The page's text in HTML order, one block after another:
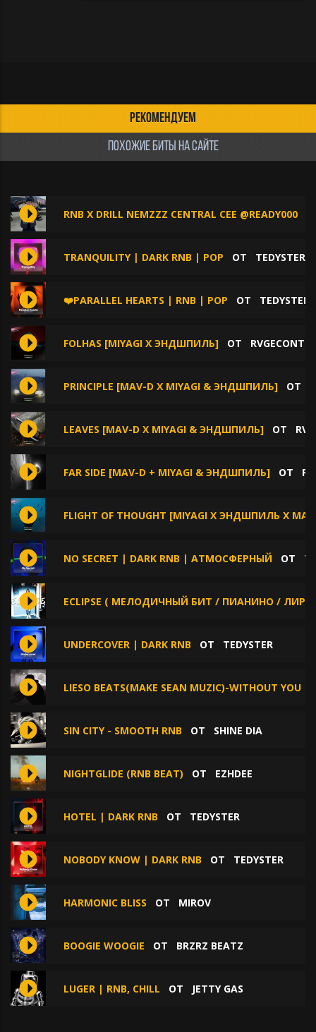
РЕКОМЕНДУЕМ
ПОХОЖИЕ БИТЫ НА САЙТЕ
RNB X DRILL NEMZZZ CENTRAL CEE @READY000
TRANQUILITY | DARK RNB | POP ОТ TEDYSTER
❤️PARALLEL HEARTS | RNB | POP ОТ TEDYSTER
FOLHAS [MIYAGI X ЭНДШПИЛЬ] ОТ
PRINCIPLE [MAV-D X MIYAGI & ЭНДШПИЛЬ] ОТ
LEAVES [MAV-D X MIYAGI & ЭНДШПИЛЬ] ОТ
FAR SIDE [MAV-D + MIYAGI & ЭНДШПИЛЬ] ОТ
FLIGHT OF THOUGHT [MIYAGI X ЭНДШПИЛЬ X
NO SECRET | DARK RNB | АТМОСФЕРНЫЙ ОТ
ECLIPSE ( МЕЛОДИЧНЫЙ БИТ / ПИАНИНО /
UNDERCOVER | DARK RNB ОТ TEDYSTER
LIESO BEATS(MAKE SEAN MUZIC)-WITHOUT YOU
SIN CITY - SMOOTH RNB ОТ SHINE DIA
NIGHTGLIDE (RNB BEAT) ОТ EZHDEE
HOTEL | DARK RNB ОТ TEDYSTER
NOBODY KNOW | DARK RNB ОТ TEDYSTER
HARMONIC BLISS ОТ MIROV
BOOGIE WOOGIE ОТ BRZRZ BEATZ
LUGER | RNB, CHILL ОТ JETTY GAS